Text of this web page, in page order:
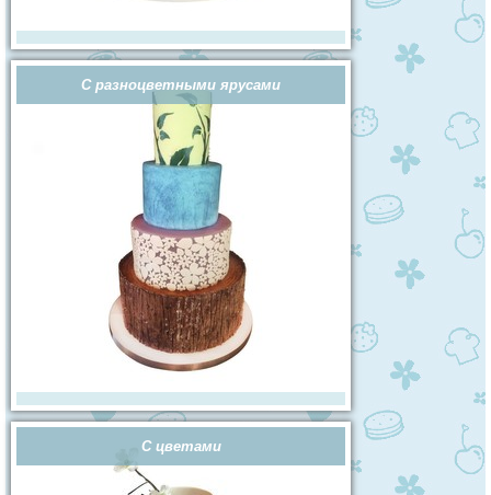
С разноцветными ярусами
С цветами